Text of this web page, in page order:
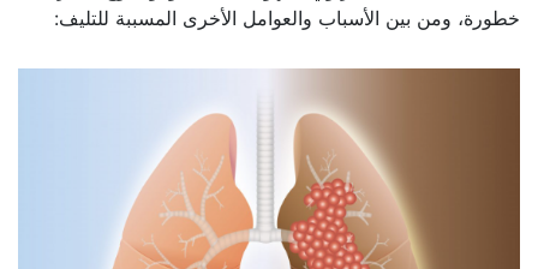
خطورة، ومن بين الأسباب والعوامل الأخرى المسببة للتليف: